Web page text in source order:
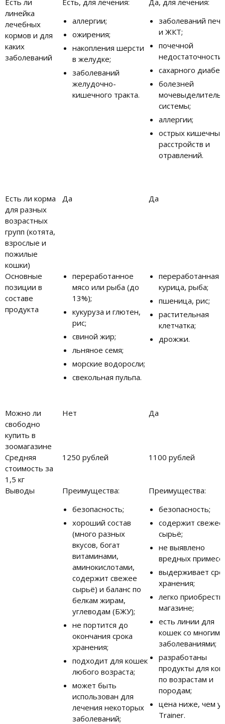
линейка
лечебных
кормов и для
каких
заболеваний
аллергии;
ожирения;
накопления шерсти
в желудке;
заболеваний
желудочно-
кишечного тракта.
заболеваний
и ЖКТ;
почечной
недостаточности;
сахарного
болезней
системы;
аллергии;
острых кишечных
расстройств и
отравлений.
Есть ли корма
для разных
возрастных
групп (котята,
взрослые и
пожилые
кошки)
Да Да
Основные
позиции в
составе
продукта
переработанное
мясо или рыба (до
13%);
кукуруза и глютен,
рис;
свиной жир;
льняное семя;
морские водоросли;
свекольная пульпа.
переработанная
курица, рыба;
пшеница, рис;
растительная
клетчатка;
дрожжи.
Можно ли
свободно
купить в
зоомагазине
Нет Да
Средняя
стоимость за
1,5 кг
1250 рублей 1100 рублей
Выводы
Преимущества:
безопасность;
хороший состав
(много разных
вкусов, богат
витаминами,
аминокислотами,
содержит свежее
сырьё) и баланс по
белкам жирам,
углеводам (БЖУ);
не портится до
окончания срока
хранения;
подходит для кошек
любого возраста;
может быть
использован для
лечения некоторых
заболеваний;
Преимущества:
безопасность;
содержит свежее
сырьё;
не выявлено
вредных
выдерживает
хранения;
легко приобрести
магазине;
есть линии для
кошек со многими
заболеваниями;
разработаны
продукты для
по возрастам и
породам;
цена ниже, чем у
Trainer.